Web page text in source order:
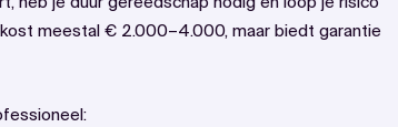
meestal € 2.000–4.000, maar biedt garantie